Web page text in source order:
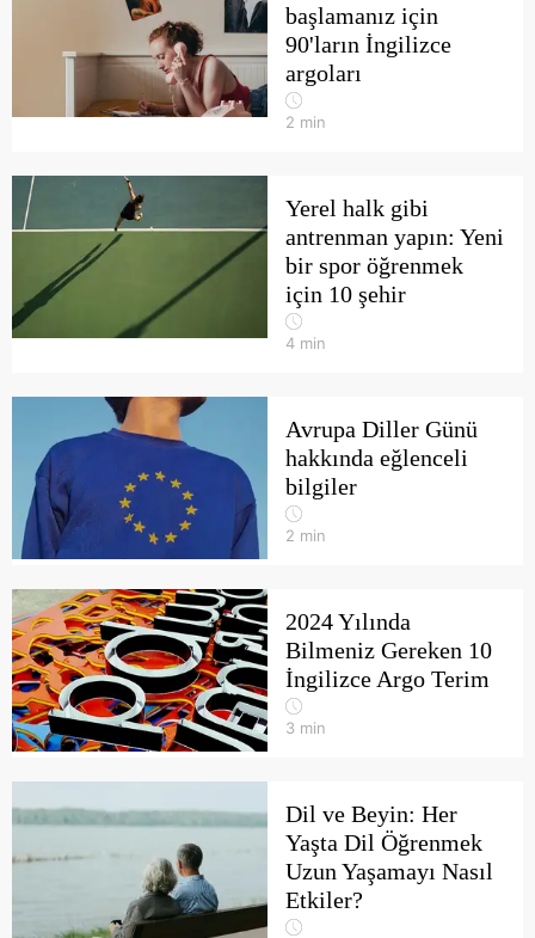
başlamanız için
90'ların İngilizce
argoları
2 min
Yerel halk gibi
antrenman yapın: Yeni
bir spor öğrenmek
için 10 şehir
4 min
Avrupa Diller Günü
hakkında eğlenceli
bilgiler
2 min
2024 Yılında
Bilmeniz Gereken 10
İngilizce Argo Terim
3 min
Dil ve Beyin: Her
Yaşta Dil Öğrenmek
Uzun Yaşamayı Nasıl
Etkiler?